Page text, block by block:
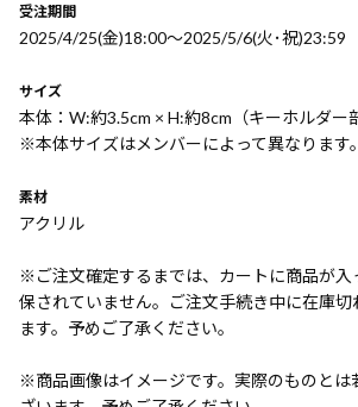
受注期間
2025/4/25(金)18:00〜2025/5/6(火･祝)23:59
サイズ
本体：W:約3.5cm × H:約8cm（キーホルダー
※本体サイズはメンバーによって異なります。
素材
アクリル
※ご注文確定するまでは、カートに商品が入
保されていません。ご注文手続き中に在庫切
ます。予めご了承ください。
※商品画像はイメージです。実際のものとは